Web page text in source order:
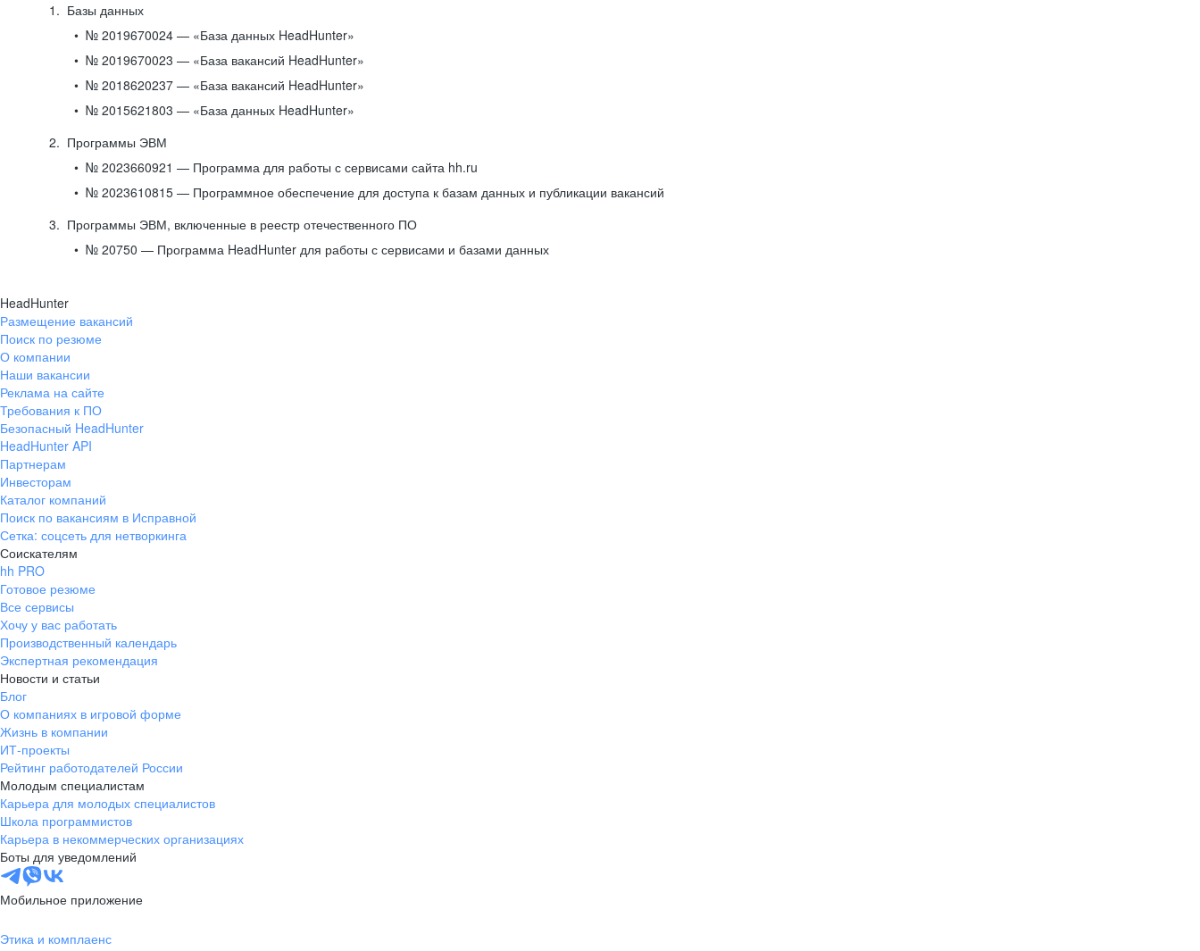
Базы данных
№ 2019670024 — «База данных HeadHunter»
№ 2019670023 — «База вакансий HeadHunter»
№ 2018620237 — «База вакансий HeadHunter»
№ 2015621803 — «База данных HeadHunter»
Программы ЭВМ
№ 2023660921 — Программа для работы с сервисами сайта hh.ru
№ 2023610815 — Программное обеспечение для доступа к базам данных и публикации вакансий
Программы ЭВМ, включенные в реестр отечественного ПО
№ 20750 — Программа HeadHunter для работы с сервисами и базами данных
HeadHunter
Размещение вакансий
Поиск по резюме
О компании
Наши вакансии
Реклама на сайте
Требования к ПО
Безопасный HeadHunter
HeadHunter API
Партнерам
Инвесторам
Каталог компаний
Поиск по вакансиям в Исправной
Сетка: соцсеть для нетворкинга
Соискателям
hh PRO
Готовое резюме
Все сервисы
Хочу у вас работать
Производственный календарь
Экспертная рекомендация
Новости и статьи
Блог
О компаниях в игровой форме
Жизнь в компании
ИТ-проекты
Рейтинг работодателей России
Молодым специалистам
Карьера для молодых специалистов
Школа программистов
Карьера в некоммерческих организациях
Боты для уведомлений
Мобильное приложение
Этика и комплаенс